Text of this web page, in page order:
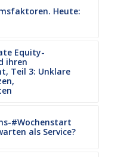
Heute:
Equity-
ihren
Teil 3: Unklare
#Wochenstart
als Service?